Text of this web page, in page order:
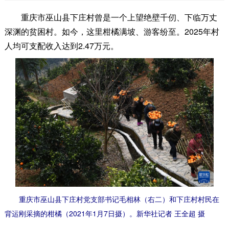
重庆市巫山县下庄村曾是一个上望绝壁千仞、下临万丈
深渊的贫困村。如今，这里柑橘满坡、游客纷至。2025年村
人均可支配收入达到2.47万元。
重庆市巫山县下庄村党支部书记毛相林（右二）和下庄村村民在
背运刚采摘的柑橘（2021年1月7日摄）。新华社记者 王全超 摄